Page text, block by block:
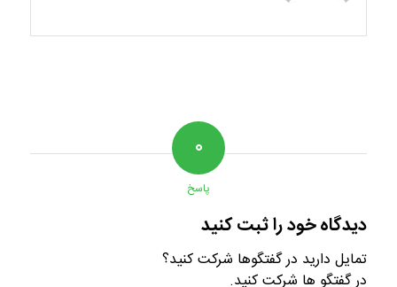
۰
پاسخ
دیدگاه خود را ثبت کنید
تمایل دارید در گفتگوها شرکت کنید؟
در گفتگو ها شرکت کنید.